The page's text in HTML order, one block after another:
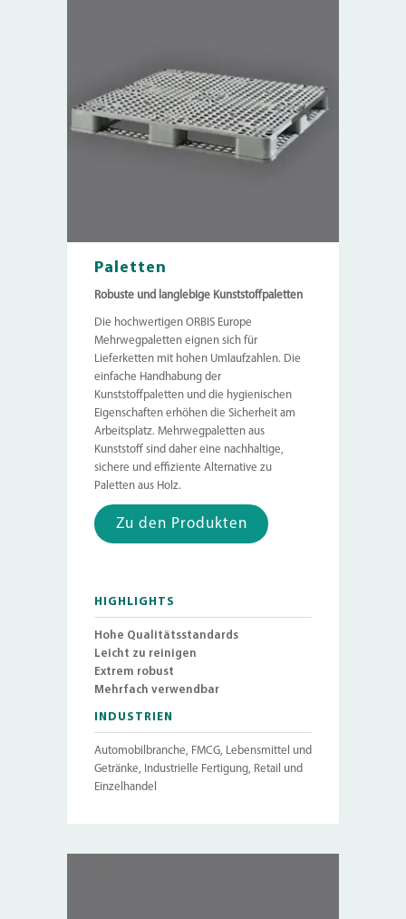
Paletten
Robuste und langlebige Kunststoffpaletten
Die hochwertigen ORBIS Europe
Mehrwegpaletten eignen sich für
Lieferketten mit hohen Umlaufzahlen. Die
einfache Handhabung der
Kunststoffpaletten und die hygienischen
Eigenschaften erhöhen die Sicherheit am
Arbeitsplatz. Mehrwegpaletten aus
Kunststoff sind daher eine nachhaltige,
sichere und effiziente Alternative zu
Paletten aus Holz.
Zu den Produkten
HIGHLIGHTS
Hohe Qualitätsstandards
Leicht zu reinigen
Extrem robust
Mehrfach verwendbar
INDUSTRIEN
Automobilbranche, FMCG, Lebensmittel und
Getränke, Industrielle Fertigung, Retail und
Einzelhandel